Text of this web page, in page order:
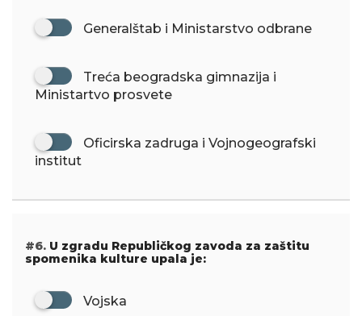
Generalštab i Ministarstvo odbrane
Treća beogradska gimnazija i
Ministartvo prosvete
Oficirska zadruga i Vojnogeografski
institut
#6. U zgradu Republičkog zavoda za zaštitu
spomenika kulture upala je:
Vojska